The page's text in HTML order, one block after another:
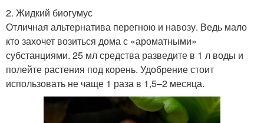
2. Жидкий биогумус
Отличная альтернатива перегною и навозу. Ведь мало
кто захочет возиться дома с «ароматными»
субстанциями. 25 мл средства разведите в 1 л воды и
полейте растения под корень. Удобрение стоит
использовать не чаще 1 раза в 1,5–2 месяца.